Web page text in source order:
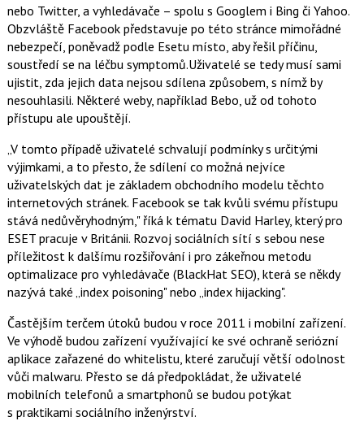
e
b
k
i
nebo Twitter, a vyhledávače – spolu s Googlem i Bing či Yahoo.
Obzvláště Facebook představuje po této stránce mimořádné
nebezpečí, poněvadž podle Esetu místo, aby řešil příčinu,
soustředí se na léčbu symptomů.Uživatelé se tedy musí sami
ujistit, zda jejich data nejsou sdílena způsobem, s nímž by
nesouhlasili. Některé weby, například Bebo, už od tohoto
přístupu ale upouštějí.
„V tomto případě uživatelé schvalují podmínky s určitými
výjimkami, a to přesto, že sdílení co možná nejvíce
uživatelských dat je základem obchodního modelu těchto
internetových stránek. Facebook se tak kvůli svému přístupu
stává nedůvěryhodným," říká k tématu David Harley, který pro
ESET pracuje v Británii. Rozvoj sociálních sítí s sebou nese
příležitost k dalšímu rozšiřování i pro zákeřnou metodu
optimalizace pro vyhledávače (BlackHat SEO), která se někdy
nazývá také „index poisoning" nebo „index hijacking".
Častějším terčem útoků budou v roce 2011 i mobilní zařízení.
Ve výhodě budou zařízení využívající ke své ochraně seriózní
aplikace zařazené do whitelistu, které zaručují větší odolnost
vůči malwaru. Přesto se dá předpokládat, že uživatelé
mobilních telefonů a smartphonů se budou potýkat
s praktikami sociálního inženýrství.